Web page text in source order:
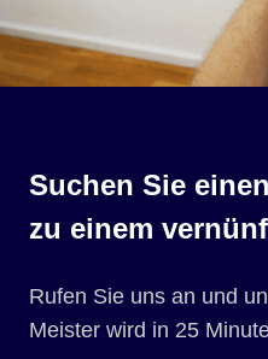
Suchen Sie
zu einem
Rufen Sie uns an und
Meister wird in 25